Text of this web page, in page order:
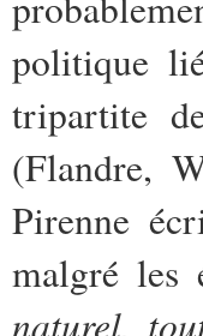
politique
tripartite
(Flandre,
Pirenne
malgré les
naturel,